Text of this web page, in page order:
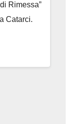
Rimessa”
Catarci.